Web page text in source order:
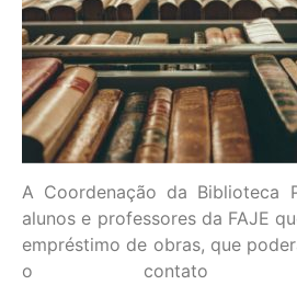
A Coordenação da Biblioteca
alunos e professores da FAJE
empréstimo de obras, que
o